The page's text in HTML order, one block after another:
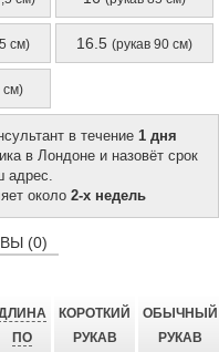
см) 16.5 (рукав 90 см)
см)
в течение 1 дня
в Лондоне и назовёт срок
адрес.
около 2-х недель
(0)
ПО
КОРОТКИЙ
РУКАВ
ОБЫЧНЫЙ
РУКАВ